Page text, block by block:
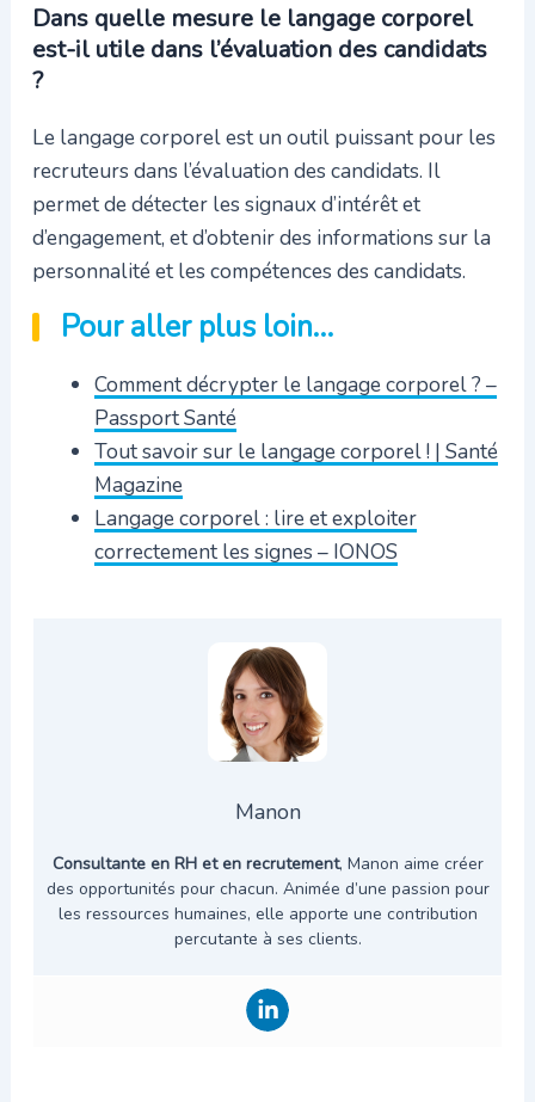
Dans quelle mesure le langage corporel
est-il utile dans l’évaluation des candidats
?
Le langage corporel est un outil puissant pour les
recruteurs dans l’évaluation des candidats. Il
permet de détecter les signaux d’intérêt et
d’engagement, et d’obtenir des informations sur la
personnalité et les compétences des candidats.
Pour aller plus loin…
Comment décrypter le langage corporel ? –
Passport Santé
Tout savoir sur le langage corporel ! | Santé
Magazine
Langage corporel : lire et exploiter
correctement les signes – IONOS
Manon
Consultante en RH et en recrutement, Manon aime créer
des opportunités pour chacun. Animée d’une passion pour
les ressources humaines, elle apporte une contribution
percutante à ses clients.